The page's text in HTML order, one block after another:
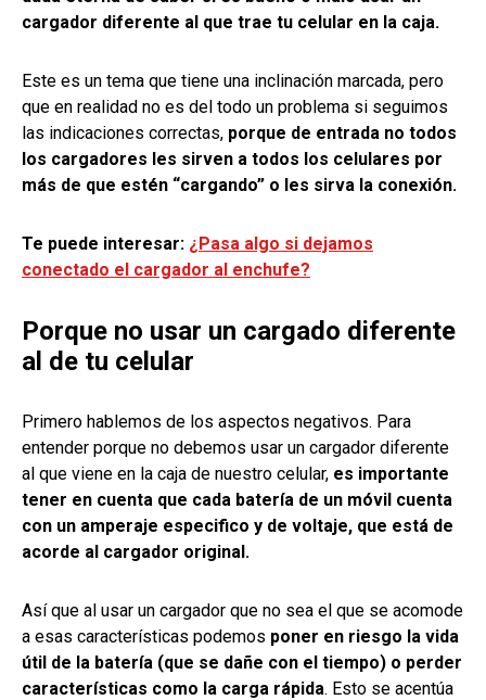
cargador diferente al que trae tu celular en la caja.
Este es un tema que tiene una inclinación marcada, pero
que en realidad no es del todo un problema si seguimos
las indicaciones correctas, porque de entrada no todos
los cargadores les sirven a todos los celulares por
más de que estén “cargando” o les sirva la conexión.
Te puede interesar: ¿Pasa algo si dejamos
conectado el cargador al enchufe?
Porque no usar un cargado diferente
al de tu celular
Primero hablemos de los aspectos negativos. Para
entender porque no debemos usar un cargador diferente
al que viene en la caja de nuestro celular, es importante
tener en cuenta que cada batería de un móvil cuenta
con un amperaje especifico y de voltaje, que está de
acorde al cargador original.
Así que al usar un cargador que no sea el que se acomode
a esas características podemos poner en riesgo la vida
útil de la batería (que se dañe con el tiempo) o perder
características como la carga rápida. Esto se acentúa